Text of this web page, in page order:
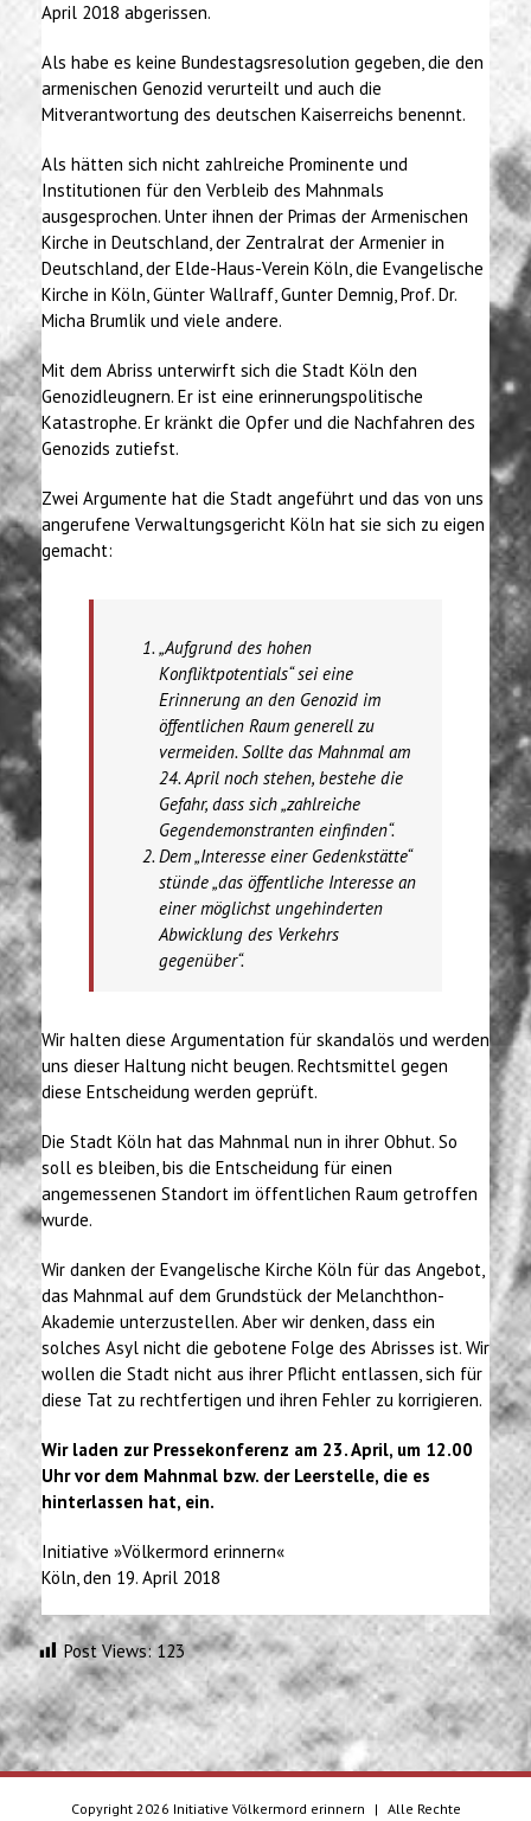
April 2018 abgerissen.
Als habe es keine Bundestagsresolution gegeben, die den
armenischen Genozid verurteilt und auch die
Mitverantwortung des deutschen Kaiserreichs benennt.
Als hätten sich nicht zahlreiche Prominente und
Institutionen für den Verbleib des Mahnmals
ausgesprochen. Unter ihnen der Primas der Armenischen
Kirche in Deutschland, der Zentralrat der Armenier in
Deutschland, der Elde-Haus-Verein Köln, die Evangelische
Kirche in Köln, Günter Wallraff, Gunter Demnig, Prof. Dr.
Micha Brumlik und viele andere.
Mit dem Abriss unterwirft sich die Stadt Köln den
Genozidleugnern. Er ist eine erinnerungspolitische
Katastrophe. Er kränkt die Opfer und die Nachfahren des
Genozids zutiefst.
Zwei Argumente hat die Stadt angeführt und das von uns
angerufene Verwaltungsgericht Köln hat sie sich zu eigen
gemacht:
„Aufgrund des hohen
Konfliktpotentials“ sei eine
Erinnerung an den Genozid im
öffentlichen Raum generell zu
vermeiden. Sollte das Mahnmal am
24. April noch stehen, bestehe die
Gefahr, dass sich „zahlreiche
Gegendemonstranten einfinden“.
Dem „Interesse einer Gedenkstätte“
stünde „das öffentliche Interesse an
einer möglichst ungehinderten
Abwicklung des Verkehrs
gegenüber“.
Wir halten diese Argumentation für skandalös und werden
uns dieser Haltung nicht beugen. Rechtsmittel gegen
diese Entscheidung werden geprüft.
Die Stadt Köln hat das Mahnmal nun in ihrer Obhut. So
soll es bleiben, bis die Entscheidung für einen
angemessenen Standort im öffentlichen Raum getroffen
wurde.
Wir danken der Evangelische Kirche Köln für das Angebot,
das Mahnmal auf dem Grundstück der Melanchthon-
Akademie unterzustellen. Aber wir denken, dass ein
solches Asyl nicht die gebotene Folge des Abrisses ist. Wir
wollen die Stadt nicht aus ihrer Pflicht entlassen, sich für
diese Tat zu rechtfertigen und ihren Fehler zu korrigieren.
Wir laden zur Pressekonferenz am 23. April, um 12.00
Uhr vor dem Mahnmal bzw. der Leerstelle, die es
hinterlassen hat, ein.
Initiative »Völkermord erinnern«
Köln, den 19. April 2018
Post Views: 123
Copyright 2026 Initiative Völkermord erinnern | Alle Rechte